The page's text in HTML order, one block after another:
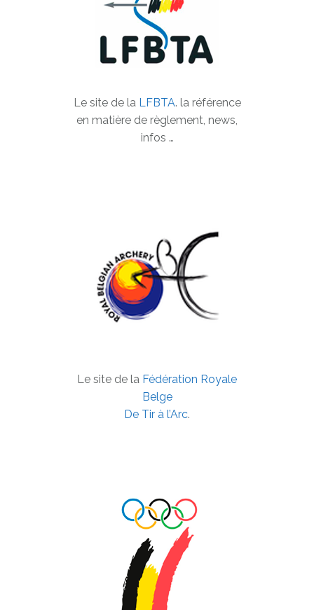
Le site de la LFBTA. la référence
en matière de règlement, news,
infos …
Le site de la Fédération Royale
Belge
De Tir à l’Arc.